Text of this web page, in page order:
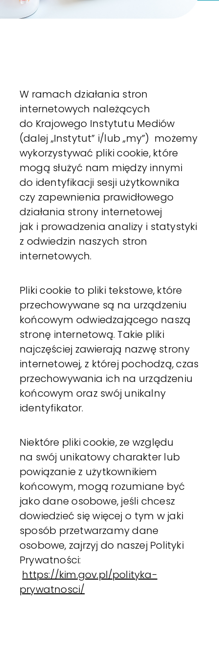
W ramach działania stron
internetowych należących
do Krajowego Instytutu Mediów
(dalej „Instytut” i/lub „my”) możemy
wykorzystywać pliki cookie, które
mogą służyć nam między innymi
do identyfikacji sesji użytkownika
czy zapewnienia prawidłowego
działania strony internetowej
jak i prowadzenia analizy i statystyki
z odwiedzin naszych stron
internetowych.
Pliki cookie to pliki tekstowe, które
przechowywane są na urządzeniu
końcowym odwiedzającego naszą
stronę internetową. Takie pliki
najczęściej zawierają nazwę strony
internetowej, z której pochodzą, czas
przechowywania ich na urządzeniu
końcowym oraz swój unikalny
identyfikator.
Niektóre pliki cookie, ze względu
na swój unikatowy charakter lub
powiązanie z użytkownikiem
końcowym, mogą rozumiane być
jako dane osobowe, jeśli chcesz
dowiedzieć się więcej o tym w jaki
sposób przetwarzamy dane
osobowe, zajrzyj do naszej Polityki
Prywatności:
https://kim.gov.pl/polityka-
prywatnosci/